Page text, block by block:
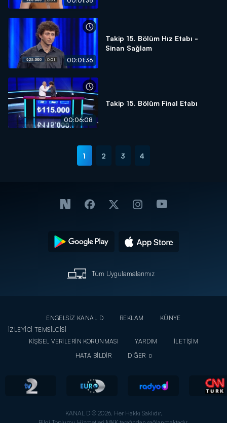
00:01:36
Takip 15. Bölüm Hız Etabı -
Sinan Sağlam
00:06:08
Takip 15. Bölüm Final Etabı
1 2 3 4
Tüm Uygulamalarımız
ENGELSİZ KANAL D REKLAM
KÜNYE
İZLEYİCİ TEMSİLCİSİ
KİŞİSEL VERİLERİN KORUNMASI
YARDIM
İLETİŞİM
HATA BİLDİR
DİĞER
KANAL D © 2026. Her Hakkı Saklıdır.